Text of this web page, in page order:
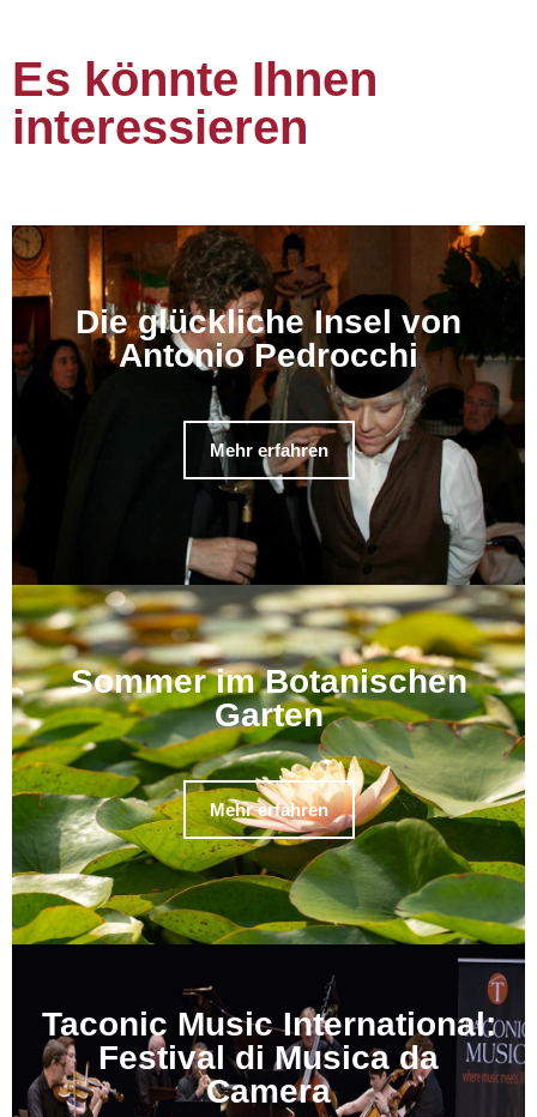
Es könnte Ihnen
interessieren
Die glückliche Insel von
Antonio Pedrocchi
Mehr erfahren
Sommer im Botanischen
Garten
Mehr erfahren
Taconic Music International:
Festival di Musica da
Camera